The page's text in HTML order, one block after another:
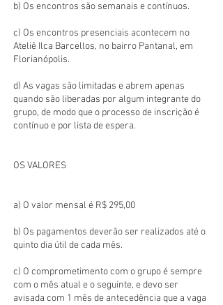
​b) Os encontros são semanais e contínuos.
c) Os encontros presenciais acontecem no
Ateliê Ilca Barcellos, no bairro Pantanal, em
Florianópolis.
d) As vagas são limitadas e abrem apenas
quando são liberadas por algum integrante do
grupo, de modo que o processo de inscrição é
contínuo e por lista de espera.
OS VALORES
a) O valor mensal é R$ 295,00
​​b) Os pagamentos deverão ser realizados até o
quinto dia útil de cada mês.​
c) O comprometimento com o grupo é sempre
com o mês atual e o seguinte, e devo ser
avisada com 1 mês de antecedência que a vaga